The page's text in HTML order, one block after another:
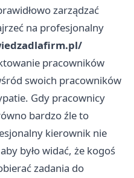
zarządzać
na profesjonalny
pracowników
swoich pracowników
Gdy pracownicy
bardzo źle to
kierownik nie
było widać, że kogoś
zadania do